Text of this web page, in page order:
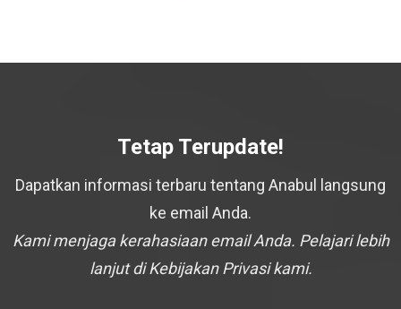
Tetap Terupdate!
Dapatkan informasi terbaru tentang Anabul langsung
ke email Anda.
Kami menjaga kerahasiaan email Anda. Pelajari lebih
lanjut di Kebijakan Privasi kami.